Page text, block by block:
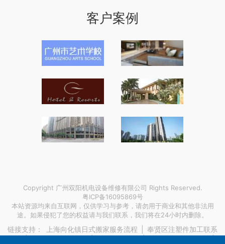
客户案例
Copyright 广州双阳机电设备维修有限公司 Rights Reserved.
粤ICP备16095869号
本站资源均来自互联网，仅供学习与参考，请勿用于商业和其他非法用
途。如果侵犯了您的权益请与我们联系，我们将在24小时内删除。
链接支持： 上海向化镇日式搬家服务流程
奉贤区注塑件加工联系